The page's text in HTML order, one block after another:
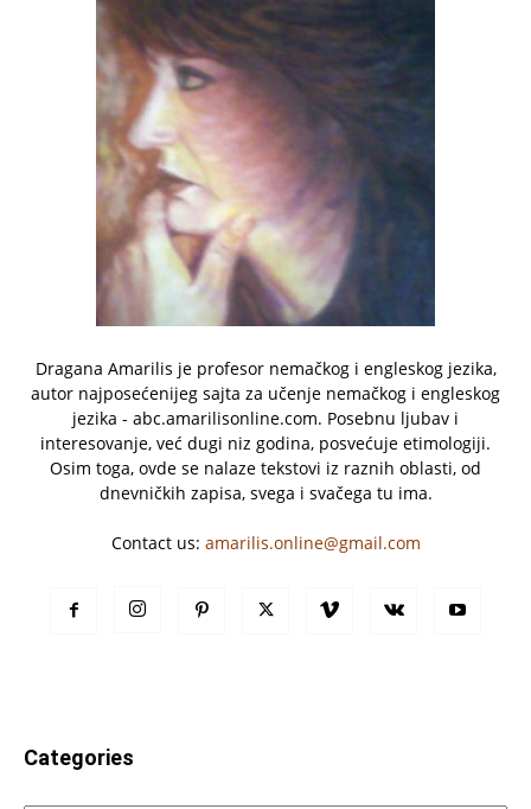
Dragana Amarilis je profesor nemačkog i engleskog jezika,
autor najposećenijeg sajta za učenje nemačkog i engleskog
jezika - abc.amarilisonline.com. Posebnu ljubav i
interesovanje, već dugi niz godina, posvećuje etimologiji.
Osim toga, ovde se nalaze tekstovi iz raznih oblasti, od
dnevničkih zapisa, svega i svačega tu ima.
Contact us: amarilis.online@gmail.com
Categories
Categories